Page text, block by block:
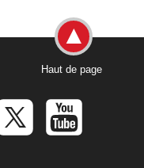
Haut de page